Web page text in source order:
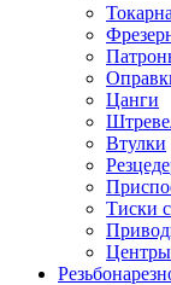
Цанги
Втулки
Тиски